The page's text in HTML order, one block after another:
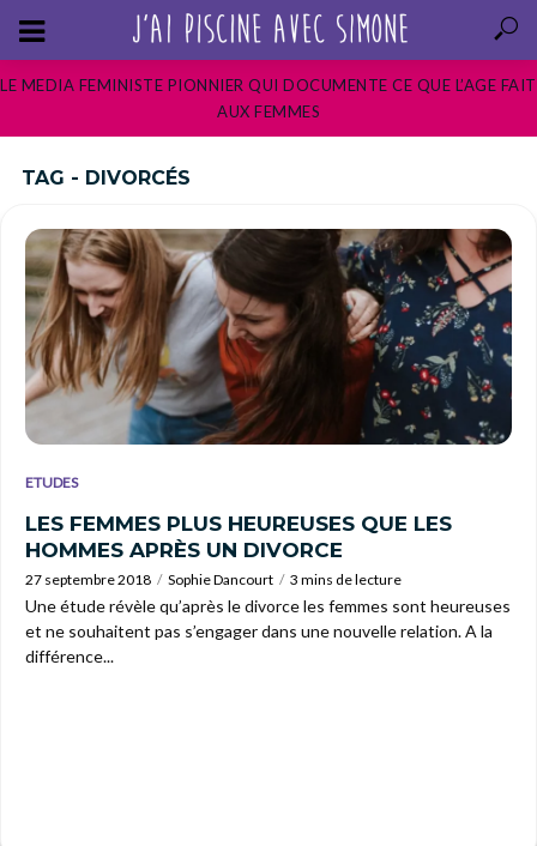
LE MEDIA FEMINISTE PIONNIER QUI DOCUMENTE CE QUE L’AGE FAIT
AUX FEMMES
TAG - DIVORCÉS
ETUDES
LES FEMMES PLUS HEUREUSES QUE LES
HOMMES APRÈS UN DIVORCE
27 septembre 2018 Sophie Dancourt 3 mins de lecture
Une étude révèle qu’après le divorce les femmes sont heureuses
et ne souhaitent pas s’engager dans une nouvelle relation. A la
différence...